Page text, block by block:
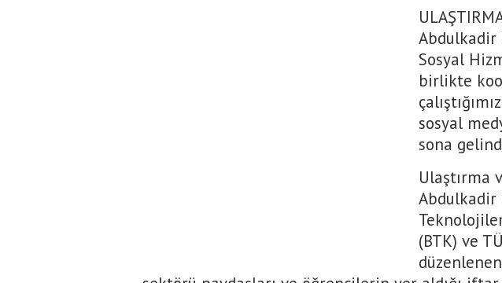
Abdulkadir
Sosyal
birlikte
sosyal
sona
Ulaştırma
Abdulkadir
(BTK) ve